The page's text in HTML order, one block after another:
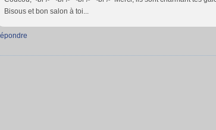
Bisous et bon salon à toi...